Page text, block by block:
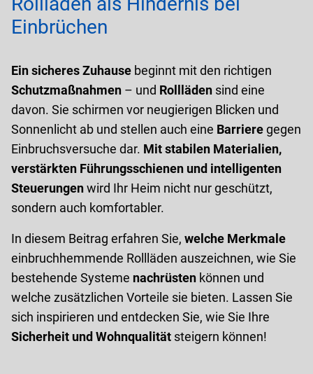
Einbrüchen
Ein sicheres Zuhause beginnt mit den richtigen
Schutzmaßnahmen – und Rollläden sind eine
davon. Sie schirmen vor neugierigen Blicken und
Sonnenlicht ab und stellen auch eine Barrieregegen
Einbruchsversuche dar. Mit stabilen Materialien,
verstärkten Führungsschienen und intelligenten
Steuerungenwird Ihr Heim nicht nur geschützt,
sondern auch komfortabler.
In diesem Beitrag erfahren Sie, welche Merkmale
einbruchhemmende Rollläden auszeichnen, wie Sie
bestehende Systeme nachrüsten können und
welche zusätzlichen Vorteile sie bieten. Lassen Sie
sich inspirieren und entdecken Sie, wie Sie Ihre
Sicherheit und Wohnqualität steigern können!